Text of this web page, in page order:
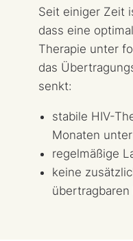
Seit einiger Zeit
dass eine
Therapie unter
das
senkt:
stabile HIV-
Monaten
regelmäßige
keine
übertragbaren